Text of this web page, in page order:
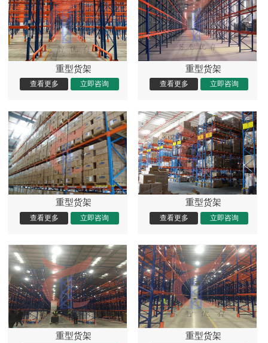
重型货架 重型货架
重型货架 重型货架
重型货架 重型货架